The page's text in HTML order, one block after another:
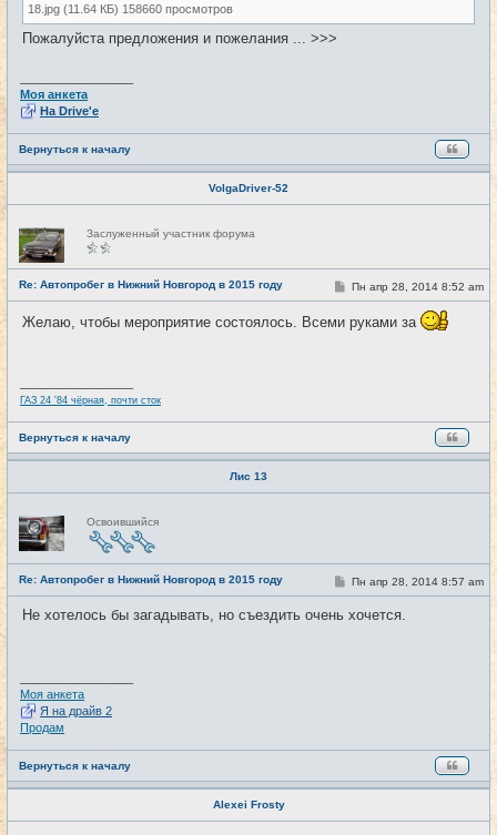
18.jpg (11.64 КБ) 158660 просмотров
Пожалуйста предложения и пожелания ... >>>
Моя анкета
На Drive'e
Вернуться к началу
VolgaDriver-52
Н
е
в
с
е
т
и
Заслуженный участник форума
Re: Автопробег в Нижний Новгород в 2015 году #2
С
о
б
Пн апр 28, 2014 8:52 am
Желаю, чтобы мероприятие состоялось. Всеми руками за
ГАЗ 24 '84 чёрная, почти сток
Вернуться к началу
Лис 13
Н
е
в
с
е
т
и
Освоившийся
Re: Автопробег в Нижний Новгород в 2015 году #3
С
о
б
Пн апр 28, 2014 8:57 am
Не хотелось бы загадывать, но съездить очень хочется.
Моя анкета
Я на драйв 2
Продам
Вернуться к началу
Alexei Frosty